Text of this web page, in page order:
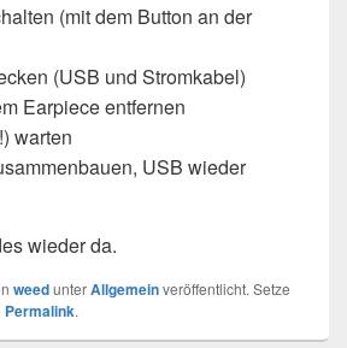
(mit dem Button an der
(USB und Stromkabel)
Earpiece entfernen
warten
USB wieder
wieder da.
weedunterAllgemeinveröffentlicht. Setze
Permalink.